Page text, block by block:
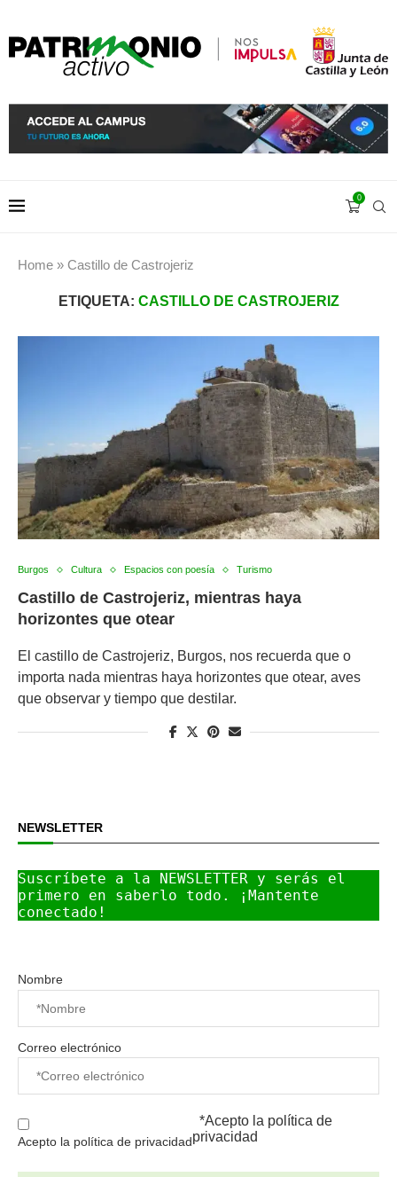
0
Home » Castillo de Castrojeriz
ETIQUETA: CASTILLO DE CASTROJERIZ
Burgos Cultura Espacios con poesía Turismo
Castillo de Castrojeriz, mientras haya
horizontes que otear
El castillo de Castrojeriz, Burgos, nos recuerda que o
importa nada mientras haya horizontes que otear, aves
que observar y tiempo que destilar.
NEWSLETTER
Suscríbete a la NEWSLETTER y serás el
primero en saberlo todo. ¡Mantente
conectado!
Nombre
Correo electrónico
Acepto la política de privacidad
*Acepto la política de
privacidad